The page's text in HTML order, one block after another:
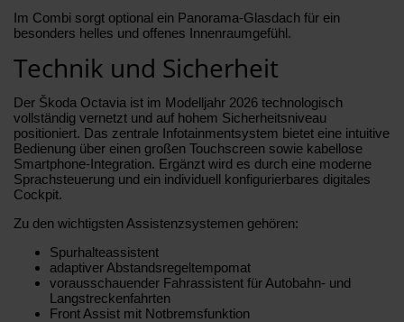
Im Combi sorgt optional ein Panorama-Glasdach für ein
besonders helles und offenes Innenraumgefühl.
Technik und Sicherheit
Der Škoda Octavia ist im Modelljahr 2026 technologisch
vollständig vernetzt und auf hohem Sicherheitsniveau
positioniert. Das zentrale Infotainmentsystem bietet eine intuitive
Bedienung über einen großen Touchscreen sowie kabellose
Smartphone-Integration. Ergänzt wird es durch eine moderne
Sprachsteuerung und ein individuell konfigurierbares digitales
Cockpit.
Zu den wichtigsten Assistenzsystemen gehören:
Spurhalteassistent
adaptiver Abstandsregeltempomat
vorausschauender Fahrassistent für Autobahn- und
Langstreckenfahrten
Front Assist mit Notbremsfunktion